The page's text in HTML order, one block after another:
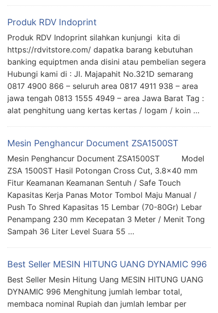
Produk RDV Indoprint
Produk RDV Indoprint silahkan kunjungi kita di
https://rdvitstore.com/ dapatka barang kebutuhan
banking equiptmen anda disini atau pembelian segera
Hubungi kami di : Jl. Majapahit No.321D semarang
0817 4900 866 – seluruh area 0817 4911 938 – area
jawa tengah 0813 1555 4949 – area Jawa Barat Tag :
alat penghitung uang kertas kertas / logam / koin …
Mesin Penghancur Document ZSA1500ST
Mesin Penghancur Document ZSA1500ST Model
ZSA 1500ST Hasil Potongan Cross Cut, 3.8×40 mm
Fitur Keamanan Keamanan Sentuh / Safe Touch
Kapasitas Kerja Panas Motor Tombol Maju Manual /
Push To Shred Kapasitas 15 Lembar (70-80Gr) Lebar
Penampang 230 mm Kecepatan 3 Meter / Menit Tong
Sampah 36 Liter Level Suara 55 …
Best Seller MESIN HITUNG UANG DYNAMIC 996
Best Seller Mesin Hitung Uang MESIN HITUNG UANG
DYNAMIC 996 Menghitung jumlah lembar total,
membaca nominal Rupiah dan jumlah lembar per